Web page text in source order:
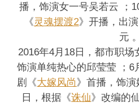
播，饰演女一号吴若云 ；
《灵魂摆渡2》开播，出
元 。
2016年4月18日，都市职场
饰演单纯热心的邱莹莹 ；6
剧《大嫁风尚》首播，饰演
日，根据《诛仙》改编的